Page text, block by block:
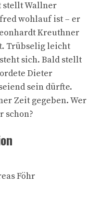
stellt Wallner
wohlauf ist – er
Kreuthner
Trübselig leicht
sich. Bald stellt
Dieter
sein dürfte.
Zeit gegeben. Wer
schon?
Föhr